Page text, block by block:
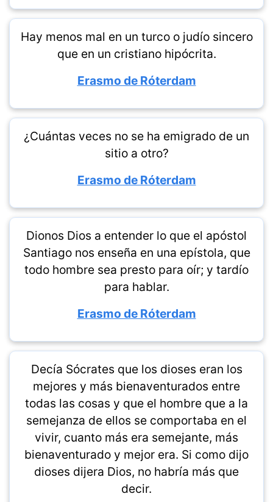
Hay menos mal en un turco o judío sincero
que en un cristiano hipócrita.
Erasmo de Róterdam
¿Cuántas veces no se ha emigrado de un
sitio a otro?
Erasmo de Róterdam
Dionos Dios a entender lo que el apóstol
Santiago nos enseña en una epístola, que
todo hombre sea presto para oír; y tardío
para hablar.
Erasmo de Róterdam
Decía Sócrates que los dioses eran los
mejores y más bienaventurados entre
todas las cosas y que el hombre que a la
semejanza de ellos se comportaba en el
vivir, cuanto más era semejante, más
bienaventurado y mejor era. Si como dijo
dioses dijera Dios, no habría más que
decir.